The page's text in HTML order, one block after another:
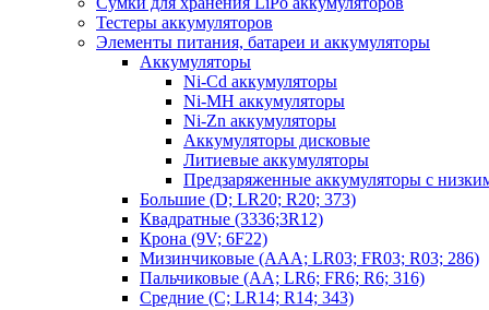
Тестеры аккумуляторов
Элементы питания, батареи и аккумуляторы
Аккумуляторы
Ni-Cd аккумуляторы
Ni-MH аккумуляторы
Ni-Zn аккумуляторы
Аккумуляторы дисковые
Литиевые аккумуляторы
Предзаряженные аккумуляторы с
Большие (D; LR20; R20; 373)
Квадратные (3336;3R12)
Крона (9V; 6F22)
Мизинчиковые (AAA; LR03; FR03; R03; 286)
Пальчиковые (AA; LR6; FR6; R6; 316)
Средние (C; LR14; R14; 343)